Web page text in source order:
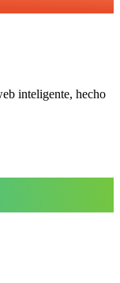
inteligente, hecho